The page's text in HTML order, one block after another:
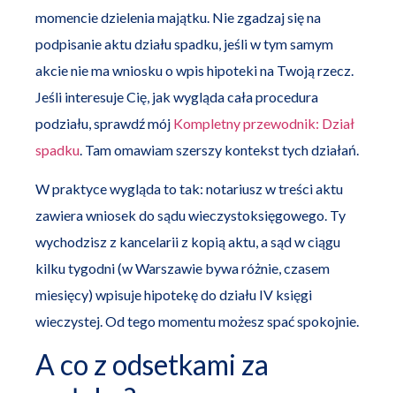
momencie dzielenia majątku. Nie zgadzaj się na
podpisanie aktu działu spadku, jeśli w tym samym
akcie nie ma wniosku o wpis hipoteki na Twoją rzecz.
Jeśli interesuje Cię, jak wygląda cała procedura
podziału, sprawdź mój Kompletny przewodnik: Dział
spadku. Tam omawiam szerszy kontekst tych działań.
W praktyce wygląda to tak: notariusz w treści aktu
zawiera wniosek do sądu wieczystoksięgowego. Ty
wychodzisz z kancelarii z kopią aktu, a sąd w ciągu
kilku tygodni (w Warszawie bywa różnie, czasem
miesięcy) wpisuje hipotekę do działu IV księgi
wieczystej. Od tego momentu możesz spać spokojnie.
A co z odsetkami za